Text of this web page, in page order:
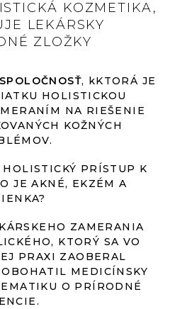
KOZMETIKA,
LEKÁRSKY
ZLOŽKY
, kKTORÁ JE
HOLISTICKOU
NA RIEŠENIE
KOŽNÝCH
PRÍSTUP K
JE AKNÉ, EKZÉM A
ZAMERANIA
KTORÝ SA VO
PRAXI ZAOBERAL
MEDICÍNSKY
O PRÍRODNÉ